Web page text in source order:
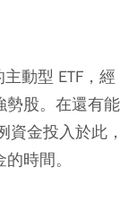
動型 ETF，經
勢股。在還有能
金投入於此，
時間。